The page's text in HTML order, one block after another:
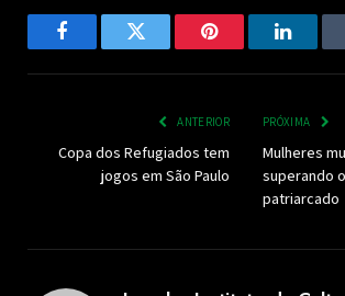
FacebookTwitter Pinterest
ANTERIOR
Copa dos Refugiados tem
jogos em São Paulo
PRÓXIMA
Mulheres
superando
patriarcado